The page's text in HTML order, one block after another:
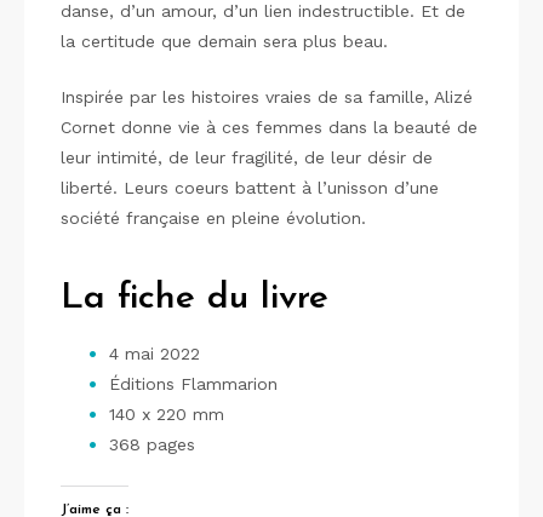
danse, d’un amour, d’un lien indestructible. Et de
la certitude que demain sera plus beau.
Inspirée par les histoires vraies de sa famille, Alizé
Cornet donne vie à ces femmes dans la beauté de
leur intimité, de leur fragilité, de leur désir de
liberté. Leurs coeurs battent à l’unisson d’une
société française en pleine évolution.
La fiche du livre
4 mai 2022
Éditions Flammarion
140 x 220 mm
368 pages
J’aime ça :